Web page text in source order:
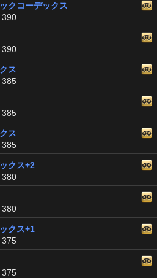
クコーデックス
390
390
ス
385
385
ス
385
クス+2
380
380
クス+1
375
375